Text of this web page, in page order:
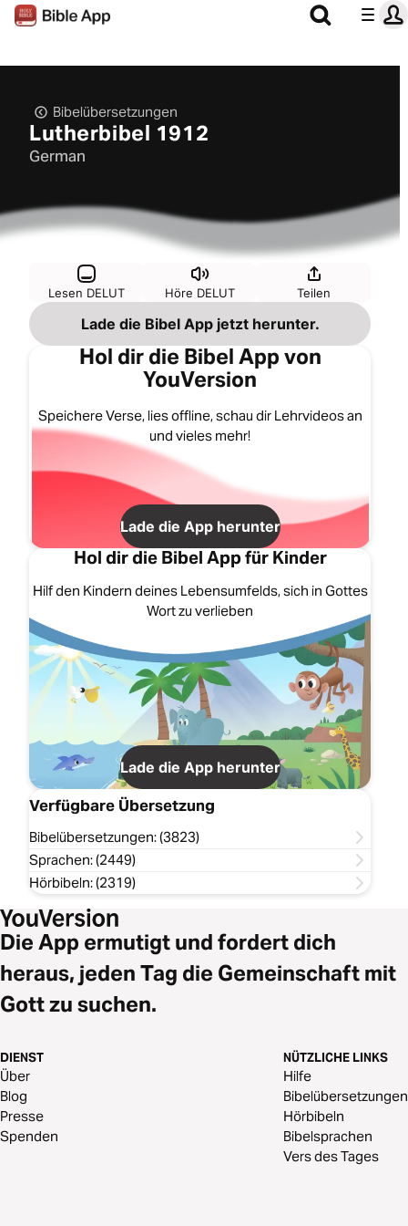
Bibelübersetzungen
Lutherbibel 1912
German
Lesen DELUT Höre DELUT Teilen
Lade die Bibel App jetzt herunter.
Hol dir die Bibel App von
YouVersion
Speichere Verse, lies offline, schau dir Lehrvideos an
und vieles mehr!
Lade die App herunter
Hol dir die Bibel App für Kinder
Hilf den Kindern deines Lebensumfelds, sich in Gottes
Wort zu verlieben
Lade die App herunter
Verfügbare Übersetzung
Bibelübersetzungen: (3823)
Sprachen: (2449)
Hörbibeln: (2319)
Die App ermutigt und fordert dich
heraus, jeden Tag die Gemeinschaft mit
Gott zu suchen.
DIENST
Über
Blog
Presse
Spenden
NÜTZLICHE LINKS
Hilfe
Bibelübersetzungen
Hörbibeln
Bibelsprachen
Vers des Tages